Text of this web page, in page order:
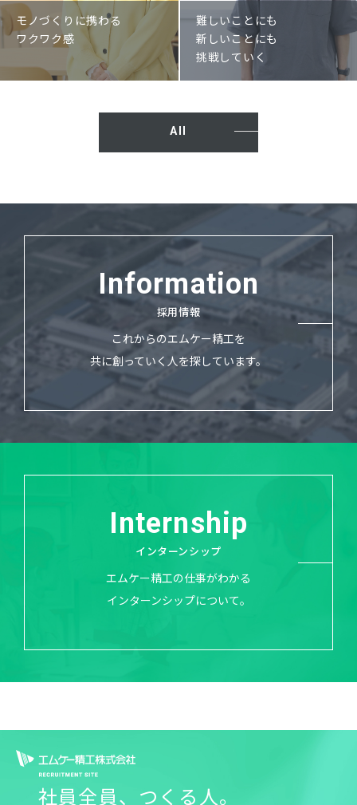
モノづくりに携わる
ワクワク感
難しいことにも
新しいことにも
挑戦していく
All
Information
採用情報
これからのエムケー精工を
共に創っていく人を探しています。
Internship
インターンシップ
エムケー精工の仕事がわかる
インターンシップについて。
社員全員、つくる人。